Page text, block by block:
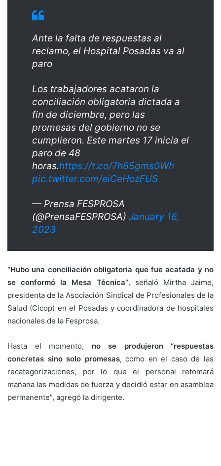
Ante la falta de respuestas al
reclamo, el Hospital Posadas va al
paro
Los trabajadores acataron la
conciliación obligatoria dictada a
fin de diciembre, pero las
promesas del gobierno no se
cumplieron. Este martes 17 inicia el
paro de 48
horas.https://t.co/7h65gms0Wh
pic.twitter.com/eiCeHozFUS
— Prensa FESPROSA
(@PrensaFESPROSA) January 16,
2023
“Hubo una conciliación obligatoria que fue acatada y no
se conformó la Mesa Técnica”, señaló Mirtha Jaime,
presidenta de la Asociación Sindical de Profesionales de la
Salud (Cicop) en el Posadas y coordinadora de hospitales
nacionales de la Fesprosa.
Hasta el momento, no se produjeron “respuestas
concretas sino solo promesas, como en el caso de las
recategorizaciones, por lo que el personal retomará
mañana las medidas de fuerza y decidió estar en asamblea
permanente”, agregó la dirigente.